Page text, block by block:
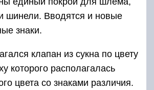
шинели. Вводятся и новые
знаки.
клапан из сукна по цвету
которого располагалась
цвета со знаками различия.